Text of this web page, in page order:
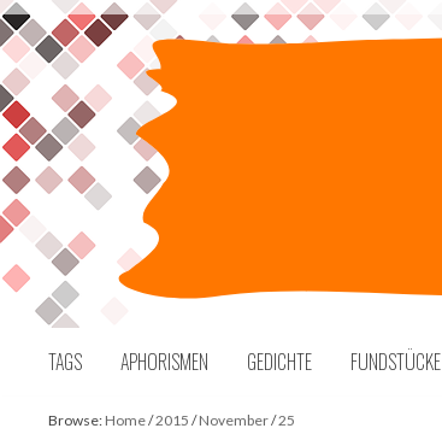
Skip
to
content
TAGS APHORISMEN GEDICHTE FUNDSTÜCKE
Browse: Home/2015 /November/25